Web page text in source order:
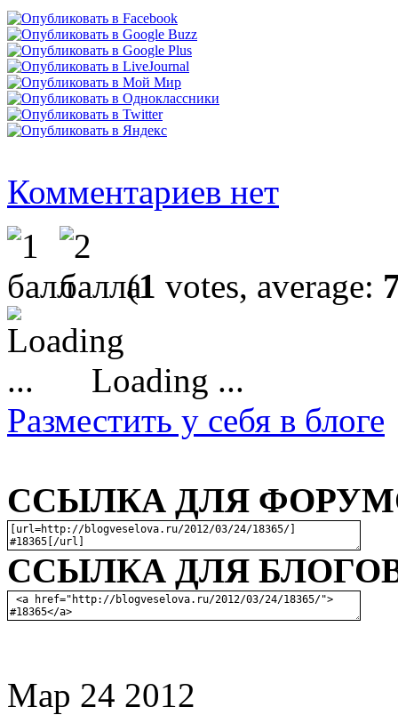
Комментариев нет
(1 votes, average:
Loading ...
Разместить у себя в блоге
ССЫЛКА ДЛЯ
ССЫЛКА ДЛЯ БЛОГОВ
Мар 24 2012